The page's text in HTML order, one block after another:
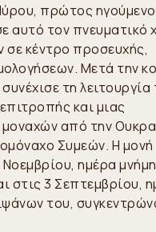
πρώτος
αυτό τον πνευματικό
κέντρο προσευχής,
Μετά την
τη
και μιας
από την
Συμεών. Η μονή
Νοεμβρίου, ημέρα
στις 3 Σεπτεμβρίου,
του,